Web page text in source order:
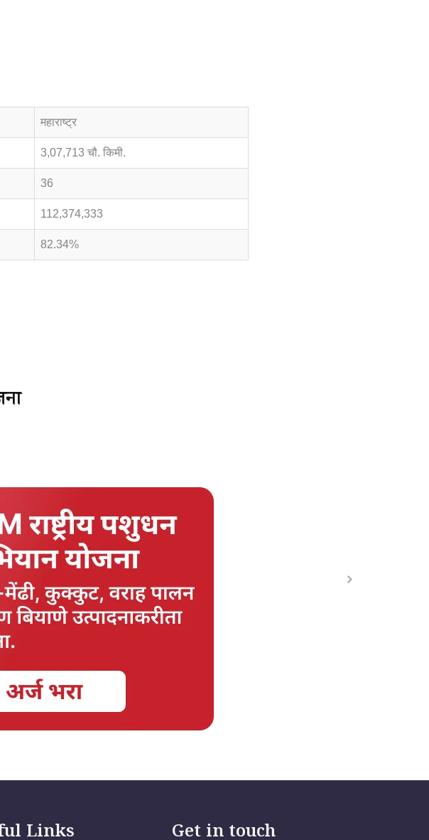
महाराष्ट्र
3,07,713 चौ. किमी.
36
112,374,333
82.34%
Links Get in touch